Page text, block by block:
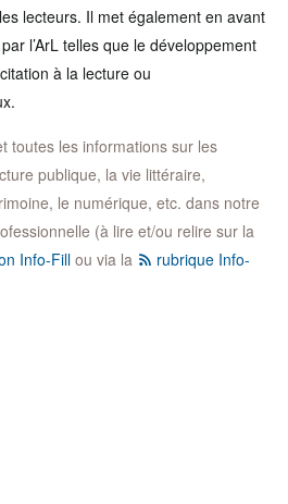
lecteurs. Il met également en avant
l’ArL telles que le développement
à la lecture ou
toutes les informations sur les
publique, la vie littéraire,
le numérique, etc. dans notre
(à lire et/ou relire sur la
Info-Fill ou via la
rubrique Info-